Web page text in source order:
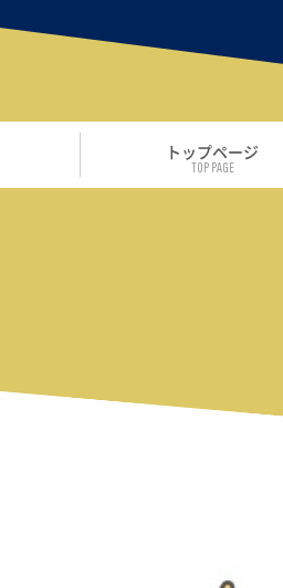
トップページ
TOP PAGE